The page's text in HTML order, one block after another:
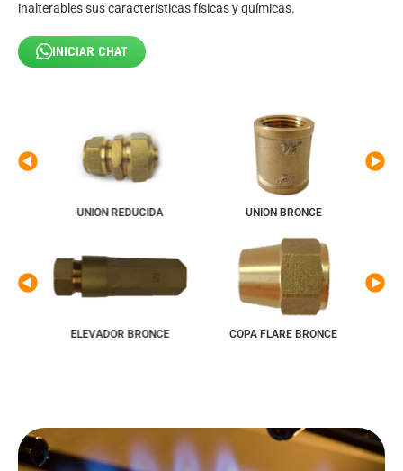
inalterables sus características físicas y químicas.
INICIAR CHAT
UNION REDUCIDA UNION BRONCE
ELEVADOR BRONCE COPA FLARE BRONCE